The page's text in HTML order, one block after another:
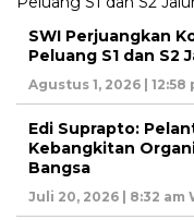
SWI Perjuangkan
Peluang S1 dan S2
Agustus 1, 2026 | 12:58
Edi Suprapto:
Kebangkitan
Bangsa
Juli 20, 2026 | 8:32 am